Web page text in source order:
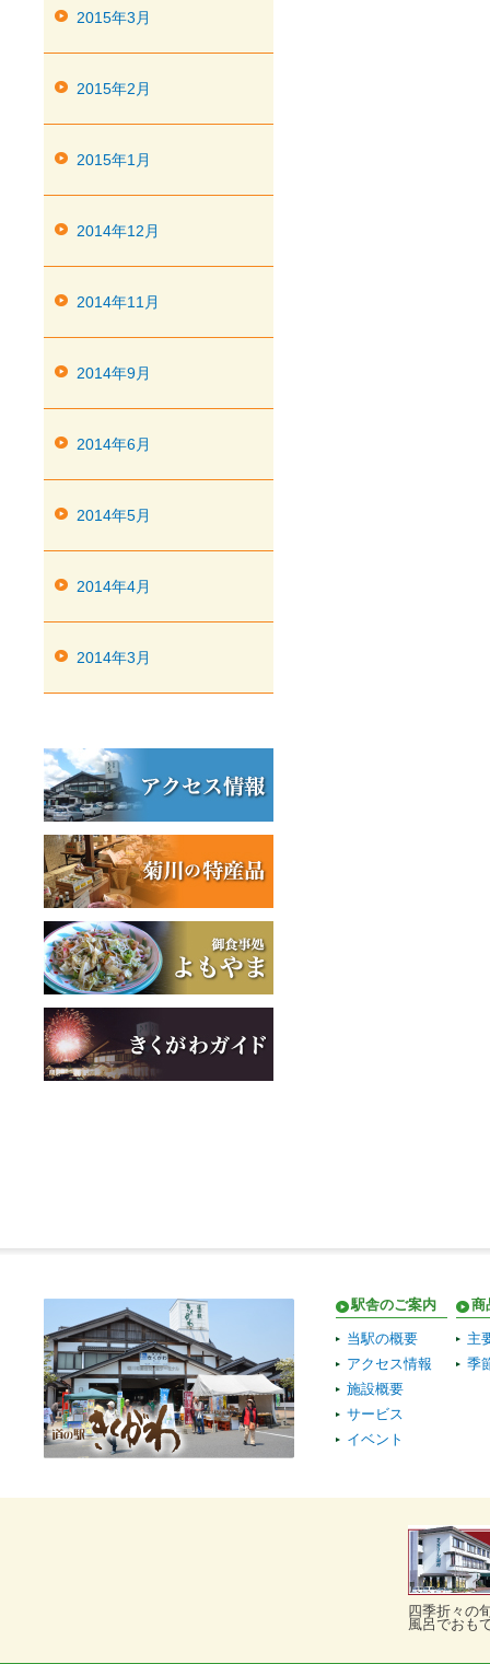
2015年3月
2015年2月
2015年1月
2014年12月
2014年11月
2014年9月
2014年6月
2014年5月
2014年4月
2014年3月
駅舎のご案内
当駅の概要
アクセス情報
施設概要
サービス
イベント
商
主
季
四季折々の
風呂でおも